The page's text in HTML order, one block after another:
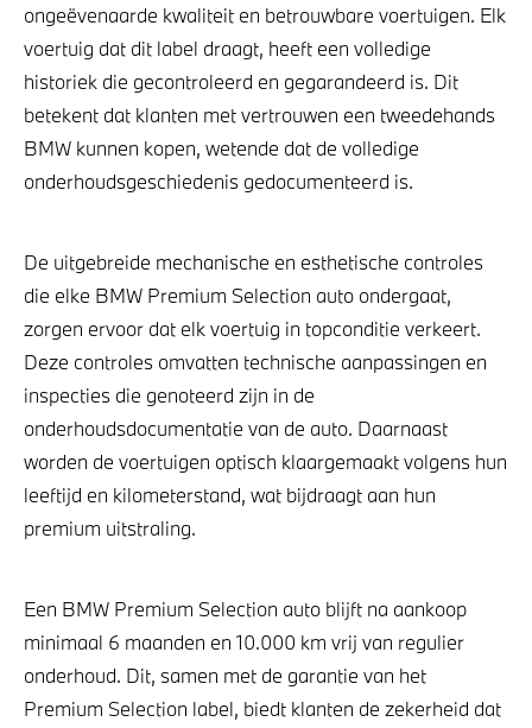
ongeëvenaarde kwaliteit en betrouwbare voertuigen. Elk
voertuig dat dit label draagt, heeft een volledige
historiek die gecontroleerd en gegarandeerd is. Dit
betekent dat klanten met vertrouwen een tweedehands
BMW kunnen kopen, wetende dat de volledige
onderhoudsgeschiedenis gedocumenteerd is.
De uitgebreide mechanische en esthetische controles
die elke BMW Premium Selection auto ondergaat,
zorgen ervoor dat elk voertuig in topconditie verkeert.
Deze controles omvatten technische aanpassingen en
inspecties die genoteerd zijn in de
onderhoudsdocumentatie van de auto. Daarnaast
worden de voertuigen optisch klaargemaakt volgens hun
leeftijd en kilometerstand, wat bijdraagt aan hun
premium uitstraling.
Een BMW Premium Selection auto blijft na aankoop
minimaal 6 maanden en 10.000 km vrij van regulier
onderhoud. Dit, samen met de garantie van het
Premium Selection label, biedt klanten de zekerheid dat